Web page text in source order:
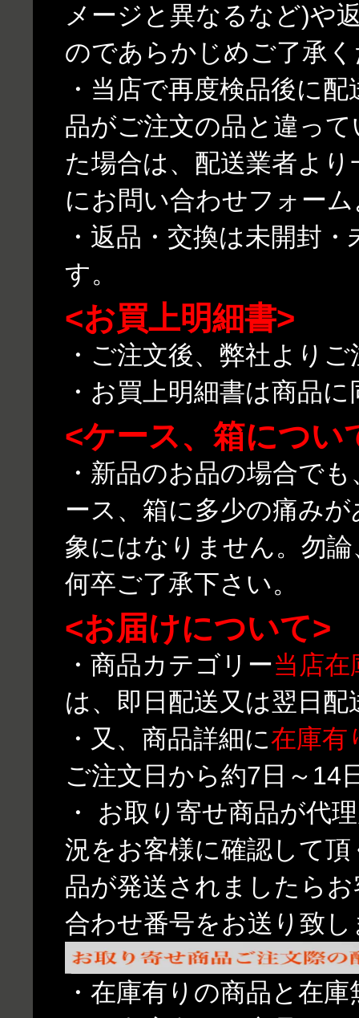
メージと異なるなど)や
のであらかじめご了承
・当店で再度検品後に
品がご注文の品と違っ
た場合は、配送業者よ
にお問い合わせフォー
・返品・交換は未開封
す。
<お買上明細書>
・ご注文後、弊社より
・お買上明細書は商品
<ケース、箱につい
・新品のお品の場合で
ース、箱に多少の痛み
象にはなりません。勿
何卒ご了承下さい。
<お届けについて>
・商品カテゴリー当店在
は、即日配送又は翌日
・又、商品詳細に在庫有
ご注文日から約7日～14
・ お取り寄せ商品が代
況をお客様に確認して
品が発送されましたら
合わせ番号をお送り致し
・在庫有りの商品と在